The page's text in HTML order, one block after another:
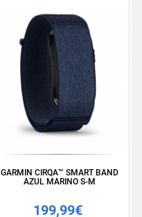
GARMIN CIRQA™ SMART BAND
AZUL MARINO S-M
199,99€